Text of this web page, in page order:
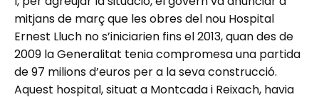
mitjans de març que les obres del nou Hospital
Ernest Lluch no s’iniciarien fins el 2013, quan des de
2009 la Generalitat tenia compromesa una partida
de 97 milions d’euros per a la seva construcció.
Aquest hospital, situat a Montcada i Reixach, havia